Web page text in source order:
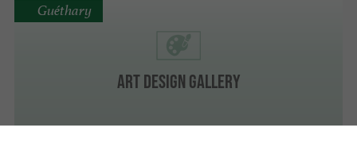
Art Design Gallery
Guéthary